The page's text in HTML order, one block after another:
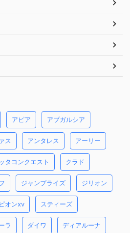
アピア アブガルシア
ス アンタレス アーリー
タコンクエスト クラド
ジャンプライズ ジリオン
オンxv スティーズ
ラ ダイワ ディアルーナ